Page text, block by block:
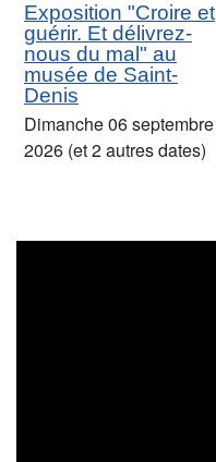
Exposition "Croire et
guérir. Et délivrez-
nous du mal" au
musée de Saint-
Denis
Dimanche 06 septembre
2026 (et 2 autres dates)